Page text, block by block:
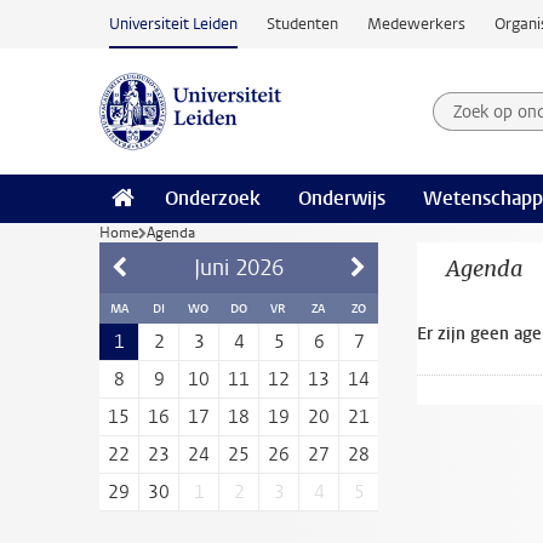
Ga naar hoofdinhoud
Universiteit Leiden Studenten Medewerkers
Zoek op
Zoekterm
Onderzoek Onderwijs
Home Agenda
Juni 2026
MA DI WO DO VR ZA ZO
1 2 3 4 5 6
7
8
9 10 11 12 13
14
15
16 17 18 19 20
21
22
23 24 25 26 27
28
29
30 1 2 3 4 5
Agenda
Er zijn geen